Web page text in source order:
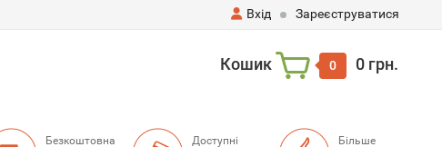
Вхід Зареєструватися
Кошик 0 0 грн.
Безкоштовна
Доступні
Більше